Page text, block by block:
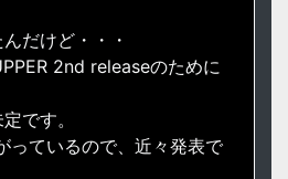
だけど・・・
2nd releaseのために
です。
っているので、近々発表で